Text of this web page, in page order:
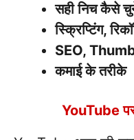
सही निच कैसे
स्क्रिप्टिंग,
SEO,
कमाई के तरीके
YouTube